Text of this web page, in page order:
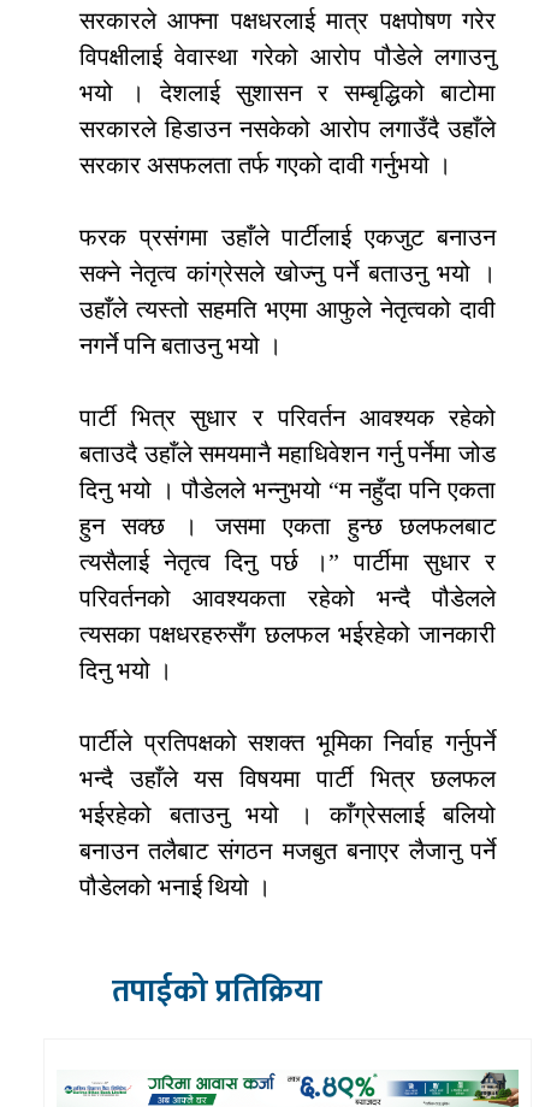
सरकारले आफ्ना पक्षधरलाई मात्र पक्षपोषण गरेर
विपक्षीलाई वेवास्था गरेको आरोप पौडेले लगाउनु
भयो । देशलाई सुशासन र सम्बृद्धिको बाटोमा
सरकारले हिडाउन नसकेको आरोप लगाउँदै उहाँले
सरकार असफलता तर्फ गएको दावी गर्नुभयो ।
फरक प्रसंगमा उहाँले पार्टीलाई एकजुट बनाउन
सक्ने नेतृत्व कांग्रेसले खोज्नु पर्ने बताउनु भयो ।
उहाँले त्यस्तो सहमति भएमा आफुले नेतृत्वको दावी
नगर्ने पनि बताउनु भयो ।
पार्टी भित्र सुधार र परिवर्तन आवश्यक रहेको
बताउदै उहाँले समयमानै महाधिवेशन गर्नु पर्नेमा जोड
दिनु भयो । पौडेलले भन्नुभयो “म नहुँदा पनि एकता
हुन सक्छ । जसमा एकता हुन्छ छलफलबाट
त्यसैलाई नेतृत्व दिनु पर्छ ।” पार्टीमा सुधार र
परिवर्तनको आवश्यकता रहेको भन्दै पौडेलले
त्यसका पक्षधरहरुसँग छलफल भईरहेको जानकारी
दिनु भयो ।
पार्टीले प्रतिपक्षको सशक्त भूमिका निर्वाह गर्नुपर्ने
भन्दै उहाँले यस विषयमा पार्टी भित्र छलफल
भईरहेको बताउनु भयो । काँग्रेसलाई बलियो
बनाउन तलैबाट संगठन मजबुत बनाएर लैजानु पर्ने
पौडेलको भनाई थियो ।
तपाईको प्रतिक्रिया